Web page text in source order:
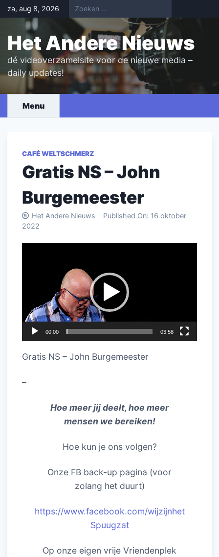
Skip
to
content
za, aug 8, 2026
Het Andere Nieuws
dé videoverzamelsite voor de nieuwe media –
daily updates!
Menu
CAFÉ WELTSCHMERZ
Gratis NS – John
Burgemeester
Het Andere Nieuws Published On: 16 oktober
2022
00:00 03:58
Gratis NS – John Burgemeester
–
Hoe meer jij deelt, hoe meer
mensen we bereiken!
Hoe kun je ons volgen?
Onze FB back-up pagina (voor
zolang het duurt)
https://www.facebook.com/wijzijnhet
Spuugzat
Op onze eigen vrije Vriendenplek